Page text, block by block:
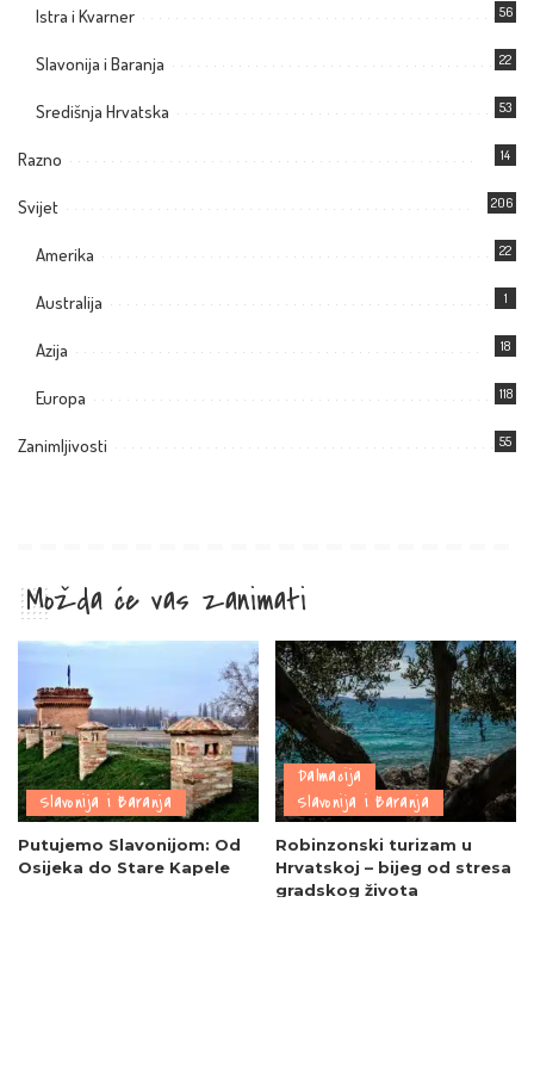
Istra i Kvarner 56
Slavonija i Baranja 22
Središnja Hrvatska 53
Razno 14
Svijet 206
Amerika 22
Australija 1
Azija 18
Europa 118
Zanimljivosti 55
Možda će vas zanimati
Slavonija i Baranja
Putujemo Slavonijom: Od
Osijeka do Stare Kapele
Dalmacija
Slavonija i Baranja
Robinzonski turizam u
Hrvatskoj – bijeg od stresa
gradskog života